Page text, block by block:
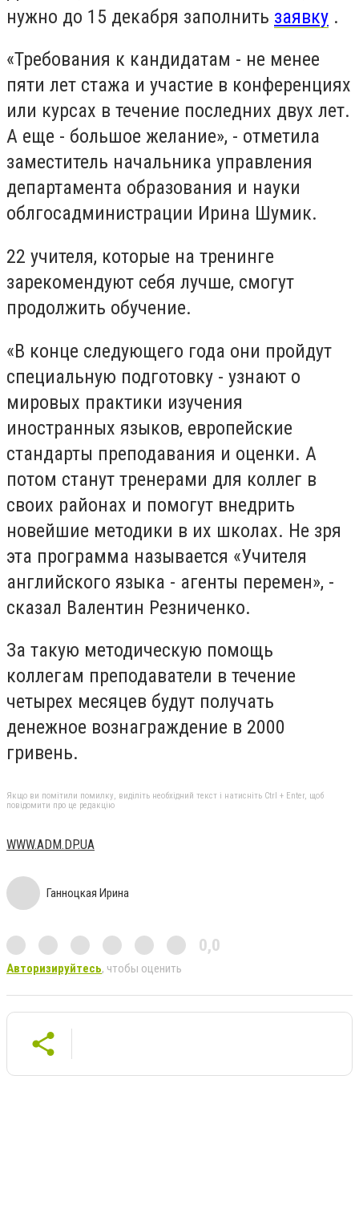
нужно до 15 декабря заполнить заявку .
«Требования к кандидатам - не менее
пяти лет стажа и участие в конференциях
или курсах в течение последних двух лет.
А еще - большое желание», - отметила
заместитель начальника управления
департамента образования и науки
облгосадминистрации Ирина Шумик.
22 учителя, которые на тренинге
зарекомендуют себя лучше, смогут
продолжить обучение.
«В конце следующего года они пройдут
специальную подготовку - узнают о
мировых практики изучения
иностранных языков, европейские
стандарты преподавания и оценки. А
потом станут тренерами для коллег в
своих районах и помогут внедрить
новейшие методики в их школах. Не зря
эта программа называется «Учителя
английского языка - агенты перемен», -
сказал Валентин Резниченко.
За такую ​​методическую помощь
коллегам преподаватели в течение
четырех месяцев будут получать
денежное вознаграждение в 2000
гривень.
Якщо ви помітили помилку, виділіть необхідний текст і натисніть Ctrl + Enter, щоб
повідомити про це редакцію
WWW.ADM.DP.UA
Ганноцкая Ирина
0,0
Авторизируйтесь, чтобы оценить